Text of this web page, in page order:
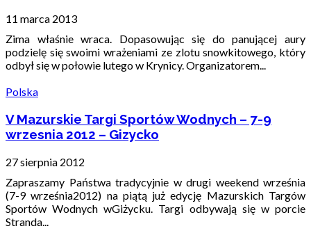
11 marca 2013
Zima właśnie wraca. Dopasowując się do panującej aury
podzielę się swoimi wrażeniami ze zlotu snowkitowego, który
odbył się w połowie lutego w Krynicy. Organizatorem...
Polska
V Mazurskie Targi Sportów Wodnych – 7-9
wrzesnia 2012 – Gizycko
27 sierpnia 2012
Zapraszamy Państwa tradycyjnie w drugi weekend września
(7-9 września2012) na piątą już edycję Mazurskich Targów
Sportów Wodnych wGiżycku. Targi odbywają się w porcie
Stranda...